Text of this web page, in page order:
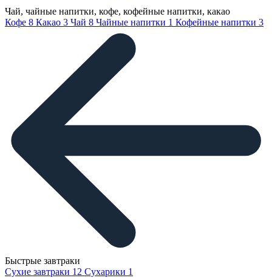
Чай, чайные напитки, кофе, кофейные напитки, какао
Кофе 8 Какао 3 Чай 8 Чайные напитки 1 Кофейные напитки 3
Быстрые завтраки
Сухие завтраки 12 Сухарики 1